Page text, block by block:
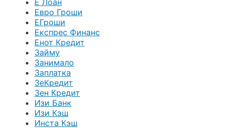
Е Лоан
Евро Гроши
ЕГроши
Експрес Финанс
Енот Кредит
Займу
Занимало
Заплатка
ЗеКредит
Зен Кредит
Изи Банк
Изи Кэш
Инста Кэш